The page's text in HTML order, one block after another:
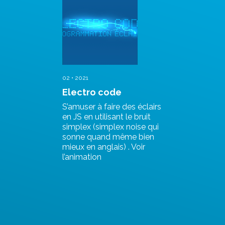
02 • 2021
Electro code
S’amuser à faire des éclairs
en JS en utilisant le bruit
simplex (simplex noise qui
sonne quand même bien
mieux en anglais) . Voir
l’animation